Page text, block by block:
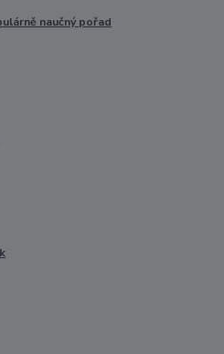
naučný pořad